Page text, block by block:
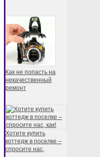
Как не попасть на
некачественный
ремонт
Хотите купить
коттедж в поселке –
спросите нас,